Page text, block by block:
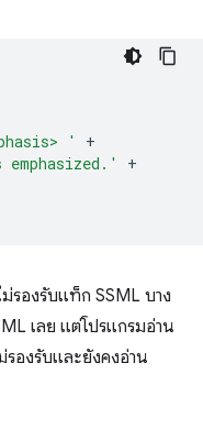
'
+
+
รองรับแท็ก SSML บาง
เลย แต่โปรแกรมอ่าน
องรับและยังคงอ่าน